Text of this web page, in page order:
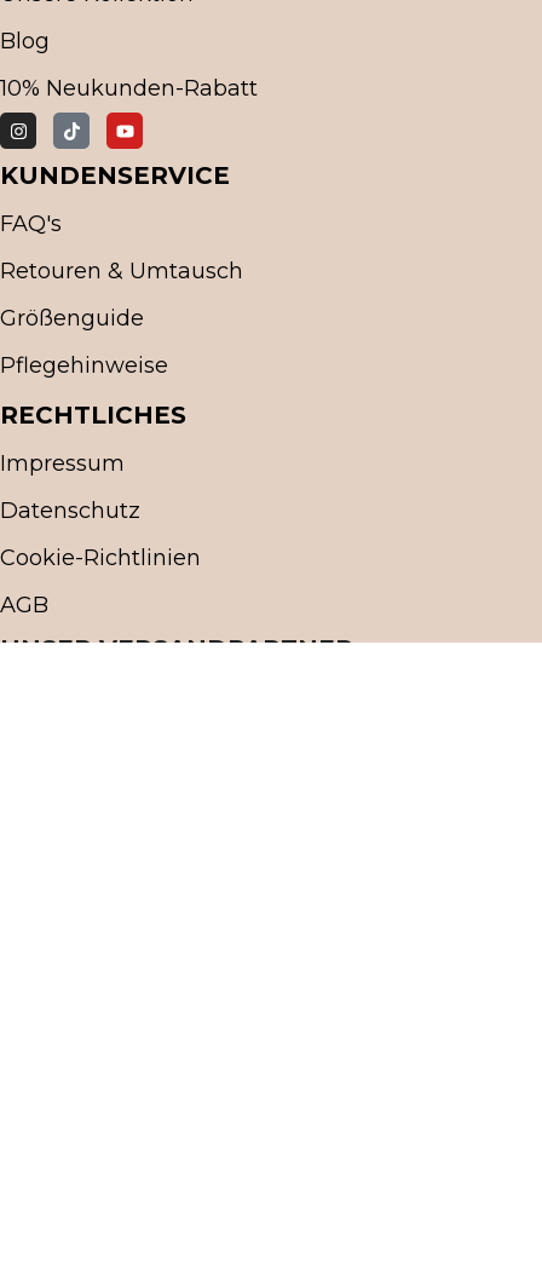
Blog
10% Neukunden-Rabatt
KUNDENSERVICE
FAQ's
Retouren & Umtausch
Größenguide
Pflegehinweise
RECHTLICHES
Impressum
Datenschutz
Cookie-Richtlinien
AGB
UNSER VERSANDPARTNER